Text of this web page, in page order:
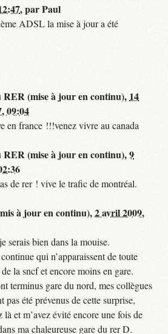
,parPaul
ADSL la mise à jour a été
RER (mise à jour en continu), 14
09:04
en france !!!venez vivre au canada
RER (mise à jour en continu),9
de rer ! vive le trafic de montréal.
à jour en continu),2 avril 2009,
serais bien dans la mouise.
qui n’apparaissent de toute
la sncf et encore moins en gare.
terminus gare du nord, mes collègues
pas été prévenus de cette surprise,
là et m’avez évité encore une fois de
ma chaleureuse gare du rer D.